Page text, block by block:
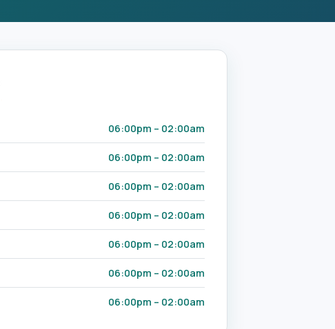
06:00pm – 02:00am
06:00pm – 02:00am
06:00pm – 02:00am
06:00pm – 02:00am
06:00pm – 02:00am
06:00pm – 02:00am
06:00pm – 02:00am